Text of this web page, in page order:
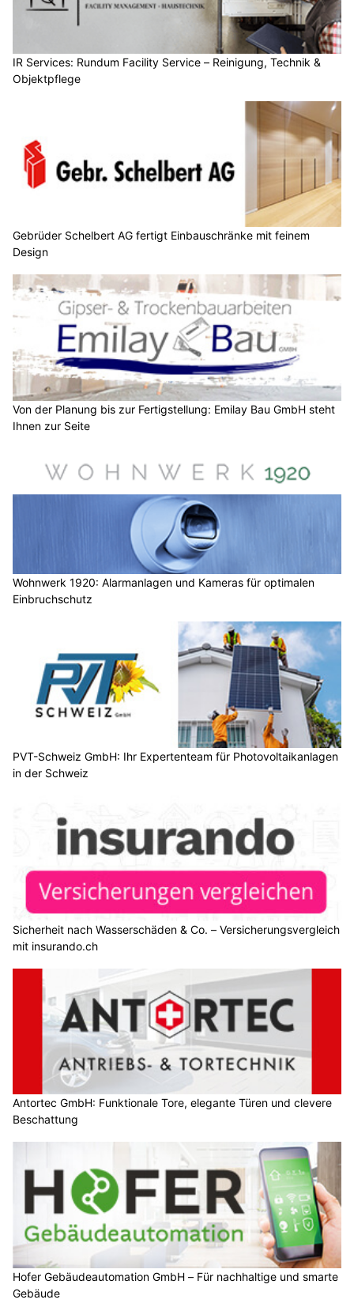
IR Services: Rundum Facility Service – Reinigung, Technik &
Objektpflege
Gebrüder Schelbert AG fertigt Einbauschränke mit feinem
Design
Von der Planung bis zur Fertigstellung: Emilay Bau GmbH steht
Ihnen zur Seite
Wohnwerk 1920: Alarmanlagen und Kameras für optimalen
Einbruchschutz
PVT-Schweiz GmbH: Ihr Expertenteam für Photovoltaikanlagen
in der Schweiz
Sicherheit nach Wasserschäden & Co. – Versicherungsvergleich
mit insurando.ch
Antortec GmbH: Funktionale Tore, elegante Türen und clevere
Beschattung
Hofer Gebäudeautomation GmbH – Für nachhaltige und smarte
Gebäude